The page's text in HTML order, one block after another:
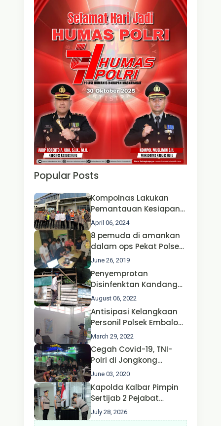
Popular Posts
Kompolnas Lakukan
Pemantauan Kesiapan
Operasi Ketupat 2024 di
Polda Jatim Bersama
Kapolri dan Menteri
Perhubungan
April 06, 2024
8 pemuda di amankan
dalam ops Pekat Polsek
Jongkong
June 26, 2019
Penyemprotan
Disinfenktan Kandang
Ternak Kambing warga
Oleh Satgas Ops Aman
Nusa II Polda Kalbar*
August 06, 2022
Antisipasi Kelangkaan
Personil Polsek Embaloh
Hulu Gencar Lakukan
Pengecekan Oksigen
March 29, 2022
Cegah Covid-19, TNI-
Polri di Jongkong
Himbau Masyarakat
Jangan Kumpul Hinga
Larut Malam.
June 03, 2020
Kapolda Kalbar Pimpin
Sertijab 2 Pejabat
Utama dan 7 Kapolres,
AKBP Wisnu Perdana
July 28, 2026